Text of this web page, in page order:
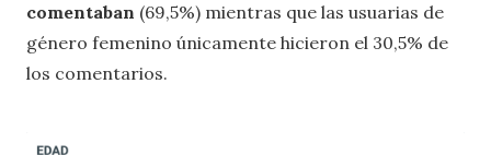
comentaban (69,5%) mientras que las usuarias de
género femenino únicamente hicieron el 30,5% de
los comentarios.